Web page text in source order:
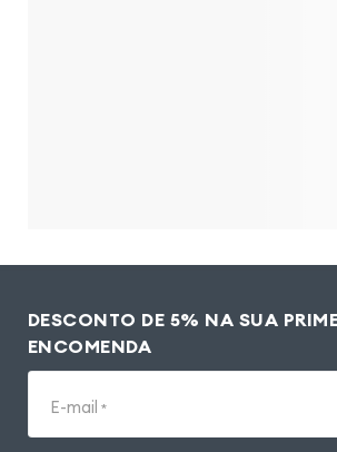
DESCONTO DE 5% NA SUA
ENCOMENDA
E-mail *